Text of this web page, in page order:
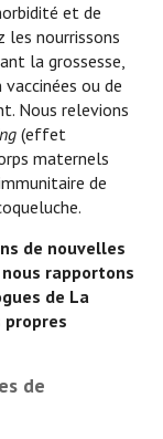
et de
les nourrissons
la grossesse,
ou de
Nous relevions
(effet
maternels
de
de nouvelles
rapportons
de La
propres
de